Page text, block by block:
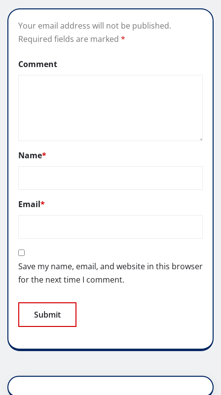
Your email address will not be published.
Required fields are marked *
Comment
Name*
Email*
Save my name, email, and website in this browser
for the next time I comment.